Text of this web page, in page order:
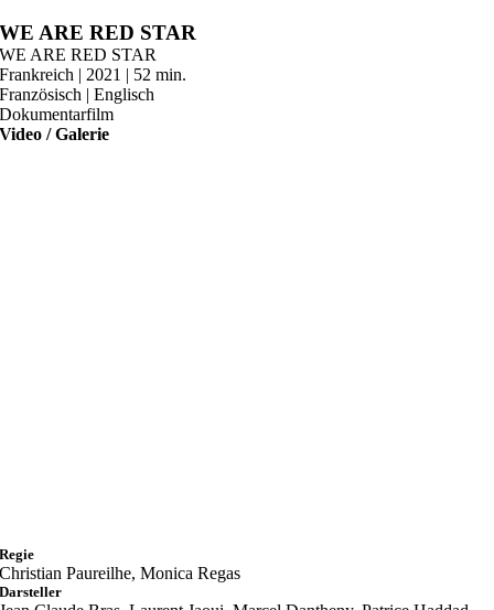
Zum
Inhalt
springen
WE ARE RED STAR
WE ARE RED STAR
Frankreich | 2021 | 52 min.
Französisch | Englisch
Dokumentarfilm
Video / Galerie
Regie
Christian Paureilhe, Monica Regas
Darsteller